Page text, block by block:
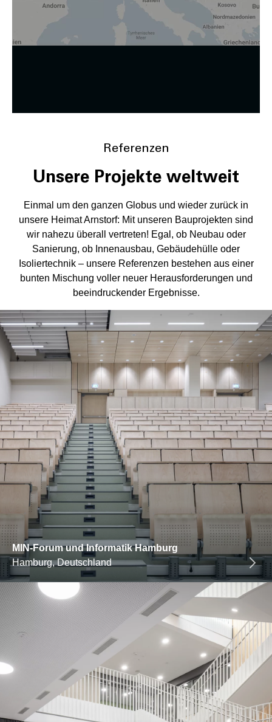
Referenzen
Unsere Projekte weltweit
Einmal um den ganzen Globus und wieder zurück in
unsere Heimat Arnstorf: Mit unseren Bauprojekten sind
wir nahezu überall vertreten! Egal, ob Neubau oder
Sanierung, ob Innenausbau, Gebäudehülle oder
Isoliertechnik – unsere Referenzen bestehen aus einer
bunten Mischung voller neuer Herausforderungen und
beeindruckender Ergebnisse.
MIN-Forum und Informatik Hamburg
Hamburg, Deutschland